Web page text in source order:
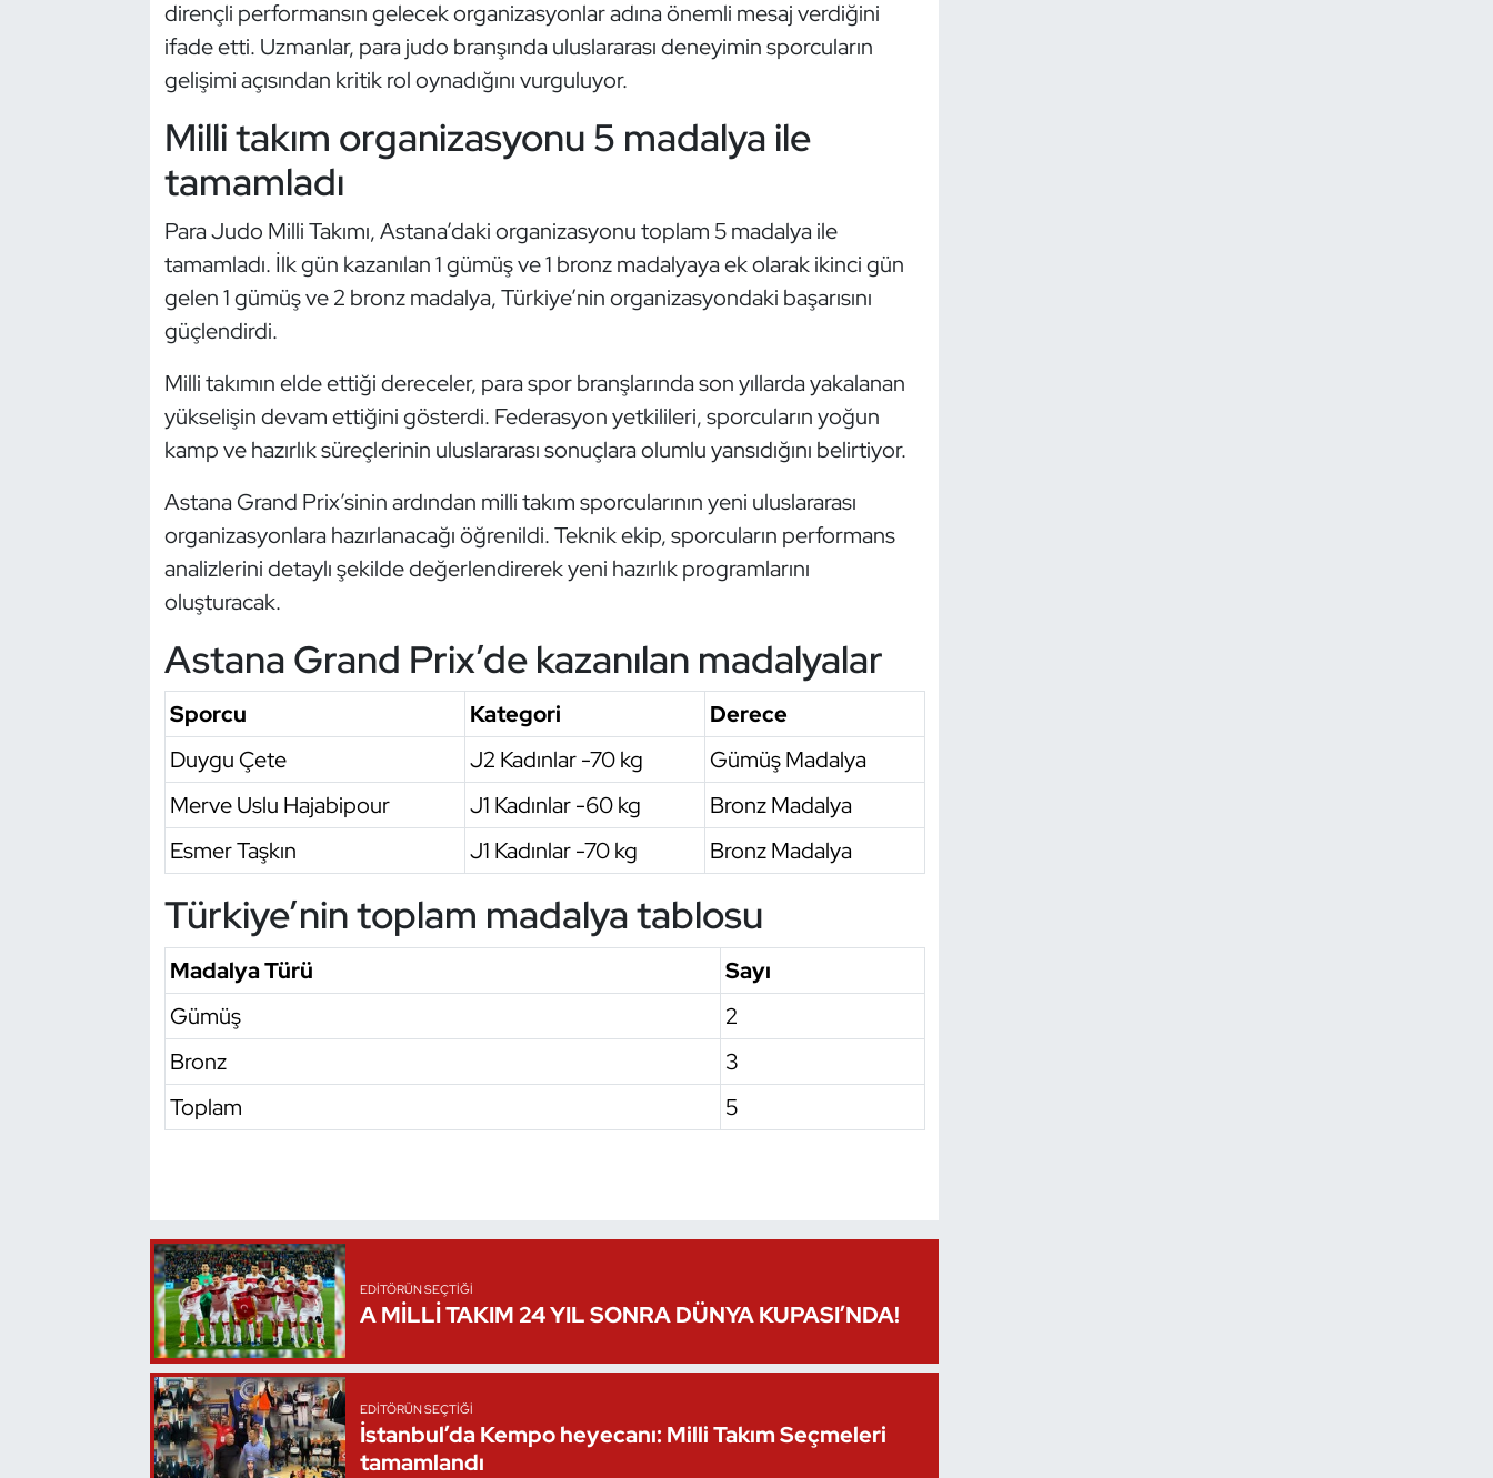
dirençli performansın gelecek organizasyonlar adına önemli mesaj verdiğini
ifade etti. Uzmanlar, para judo branşında uluslararası deneyimin sporcuların
gelişimi açısından kritik rol oynadığını vurguluyor.
Milli takım organizasyonu 5 madalya ile
tamamladı
Para Judo Milli Takımı, Astana’daki organizasyonu toplam 5 madalya ile
tamamladı. İlk gün kazanılan 1 gümüş ve 1 bronz madalyaya ek olarak ikinci gün
gelen 1 gümüş ve 2 bronz madalya, Türkiye’nin organizasyondaki başarısını
güçlendirdi.
Milli takımın elde ettiği dereceler, para spor branşlarında son yıllarda yakalanan
yükselişin devam ettiğini gösterdi. Federasyon yetkilileri, sporcuların yoğun
kamp ve hazırlık süreçlerinin uluslararası sonuçlara olumlu yansıdığını belirtiyor.
Astana Grand Prix’sinin ardından milli takım sporcularının yeni uluslararası
organizasyonlara hazırlanacağı öğrenildi. Teknik ekip, sporcuların performans
analizlerini detaylı şekilde değerlendirerek yeni hazırlık programlarını
oluşturacak.
Astana Grand Prix’de kazanılan madalyalar
Sporcu Kategori
Derece
Duygu Çete
J2 Kadınlar -70 kg
Gümüş Madalya
Merve Uslu Hajabipour
J1 Kadınlar -60 kg
Bronz Madalya
Esmer Taşkın
J1 Kadınlar -70 kg Bronz Madalya
Türkiye’nin toplam madalya tablosu
Madalya Türü
Sayı
Gümüş
2
Bronz
3
Toplam
5
EDITÖRÜN SEÇTIĞI
A MİLLİ TAKIM 24 YIL SONRA DÜNYA KUPASI’NDA!
EDITÖRÜN SEÇTIĞI
İstanbul’da Kempo heyecanı: Milli Takım Seçmeleri
tamamlandı
Oryantiring
Özel Sporcular
Vücut Geliştirme Fitness
Wushu Kungfu